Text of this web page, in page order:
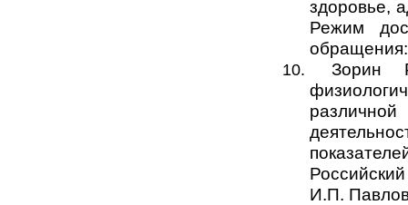
здоровье,
Режим
Зорин
И.П.